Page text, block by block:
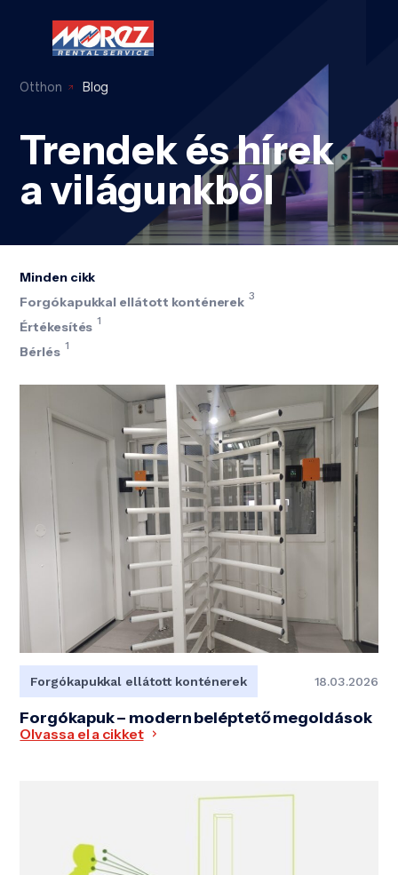
Otthon Blog
Trendek és hírek
a világunkból
Minden cikk
Forgókapukkal ellátott konténerek 3
Értékesítés 1
Bérlés 1
Forgókapukkal ellátott konténerek 18.03.2026
Forgókapuk – modern beléptető megoldások
Olvassa el a cikket